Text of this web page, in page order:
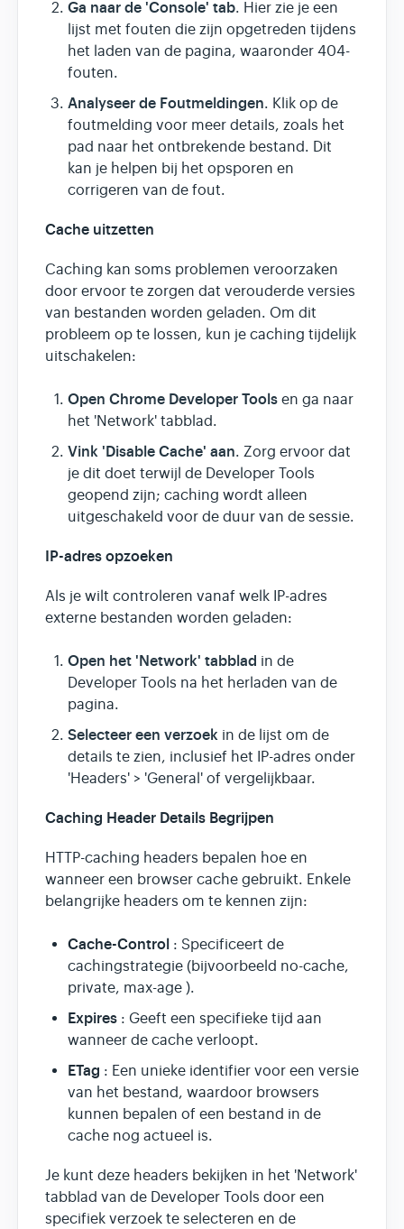
Ga naar de 'Console' tab. Hier zie je een
lijst met fouten die zijn opgetreden tijdens
het laden van de pagina, waaronder 404-
fouten.
Analyseer de Foutmeldingen. Klik op de
foutmelding voor meer details, zoals het
pad naar het ontbrekende bestand. Dit
kan je helpen bij het opsporen en
corrigeren van de fout.
Cache uitzetten
Caching kan soms problemen veroorzaken
door ervoor te zorgen dat verouderde versies
van bestanden worden geladen. Om dit
probleem op te lossen, kun je caching tijdelijk
uitschakelen:
Open Chrome Developer Tools en ga naar
het 'Network' tabblad.
Vink 'Disable Cache' aan. Zorg ervoor dat
je dit doet terwijl de Developer Tools
geopend zijn; caching wordt alleen
uitgeschakeld voor de duur van de sessie.
IP-adres opzoeken
Als je wilt controleren vanaf welk IP-adres
externe bestanden worden geladen:
Open het 'Network' tabblad in de
Developer Tools na het herladen van de
pagina.
Selecteer een verzoek in de lijst om de
details te zien, inclusief het IP-adres onder
'Headers' > 'General' of vergelijkbaar.
Caching Header Details Begrijpen
HTTP-caching headers bepalen hoe en
wanneer een browser cache gebruikt. Enkele
belangrijke headers om te kennen zijn:
Cache-Control : Specificeert de
cachingstrategie (bijvoorbeeld no-cache,
private, max-age ).
Expires : Geeft een specifieke tijd aan
wanneer de cache verloopt.
ETag : Een unieke identifier voor een versie
van het bestand, waardoor browsers
kunnen bepalen of een bestand in de
cache nog actueel is.
Je kunt deze headers bekijken in het 'Network'
tabblad van de Developer Tools door een
specifiek verzoek te selecteren en de